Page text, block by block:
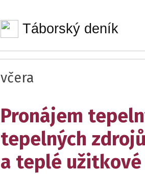
Táborský deník
včera
Pronájem
tepelných
a teplé užitkové